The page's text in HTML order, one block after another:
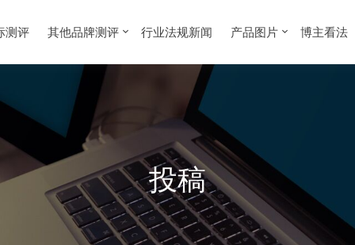
测评 其他品牌测评 行业法规新闻 产品图片 博主看法
投稿